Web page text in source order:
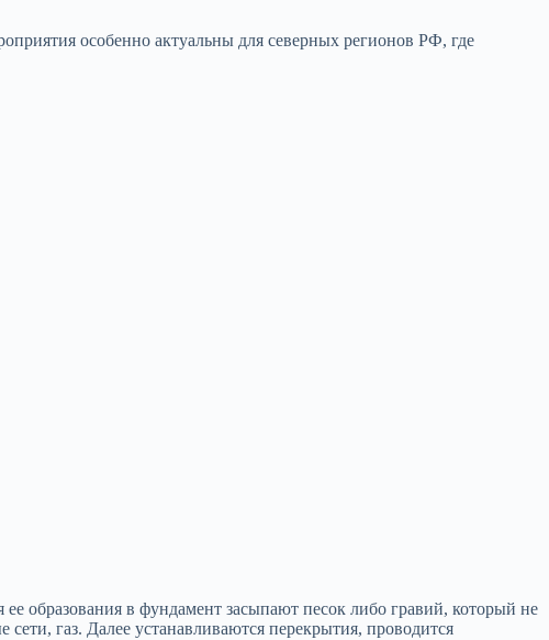
особенно актуальны для северных регионов РФ, где
образования в фундамент засыпают песок либо гравий, который не
газ. Далее устанавливаются перекрытия, проводится